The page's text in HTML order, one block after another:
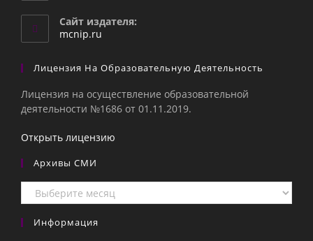
Сайт издателя:
mcnip.ru
Лицензия На Образовательную Деятельность
Лицензия на осуществление образовательной
деятельности №1686 от 01.11.2019.
Открыть лицензию
Архивы СМИ
Архивы
СМИ
Информация